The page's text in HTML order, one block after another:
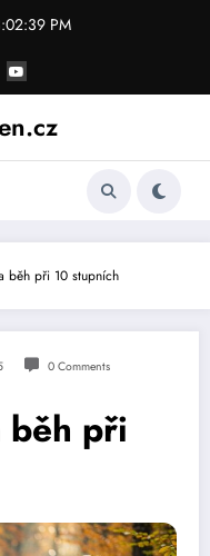
PM
běh při 10 stupních
0 Comments
běh při